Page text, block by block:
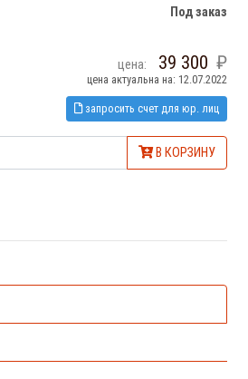
Под заказ
цена: 39 300
цена актуальна на: 12.07.2022
запросить счет для юр. лиц
В КОРЗИНУ